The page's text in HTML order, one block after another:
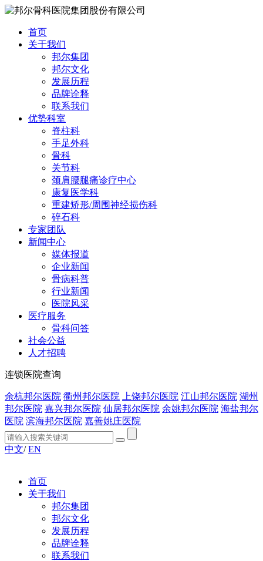
首页
关于我们
邦尔集团
邦尔文化
发展历程
品牌诠释
联系我们
优势科室
脊柱科
手足外科
骨科
关节科
颈肩腰腿痛诊疗中心
康复医学科
重建矫形/周围神经损伤科
碎石科
专家团队
新闻中心
媒体报道
企业新闻
骨病科普
行业新闻
医院风采
医疗服务
骨科问答
社会公益
人才招聘
连锁医院查询
余杭邦尔医院 衢州邦尔医院 上饶邦尔医院 江山邦尔医院 湖州
邦尔医院 嘉兴邦尔医院 仙居邦尔医院 余姚邦尔医院 海盐邦尔
医院 滨海邦尔医院 嘉善姚庄医院
中文/EN
首页
关于我们
邦尔集团
邦尔文化
发展历程
品牌诠释
联系我们